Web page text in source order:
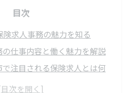
目次
求人事務の魅力を知る
仕事内容と働く魅力を解説
注目される保険求人とは何